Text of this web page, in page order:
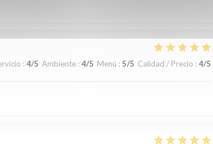
: 4/5 Ambiente : 4/5 Menú : 5/5 Calidad / Precio : 4/5